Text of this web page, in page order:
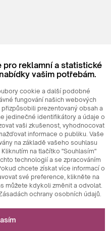
Sp. z o. o.
reklamní a statistické
vašim potřebám.
cookie a další podobné
fungování našich webových
prezentovaný obsah a
jedinečné identifikátory a údaje o
vaši zkušenost, vyhodnocovat
informace o publiku. Vaše
na základě vašeho souhlasu
na tlačítko "Souhlasím"
technologií a se zpracováním
chcete získat více informací o
své preference, klikněte na
můžete kdykoli změnit a odvolat.
ochrany osobních údajů.
stránek